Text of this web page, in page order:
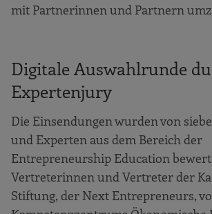
mit Partnerinnen und Partnern
Digitale Auswahlrunde
Expertenjury
Die Einsendungen wurden von
und Experten aus dem Bereich der
Entrepreneurship Education
Vertreterinnen und Vertreter der
Stiftung, der Next Entrepreneurs,